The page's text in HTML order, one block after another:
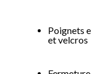
Poignets
et velcros